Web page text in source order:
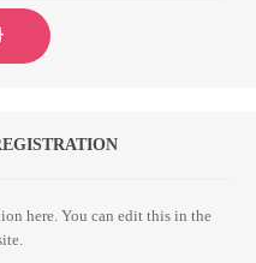
here. You can edit this in the